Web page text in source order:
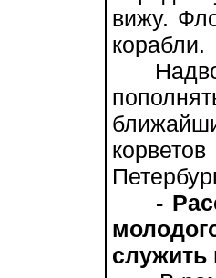
вижу.
корабли.
-
служить